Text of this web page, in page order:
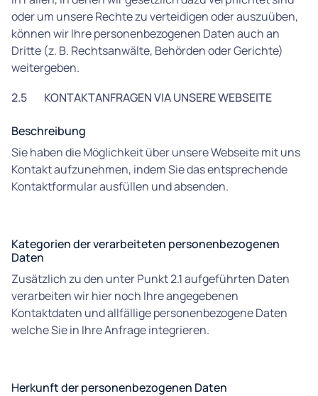
oder um unsere Rechte zu verteidigen oder auszuüben,
können wir Ihre personenbezogenen Daten auch an
Dritte (z. B. Rechtsanwälte, Behörden oder Gerichte)
weitergeben.
2.5
KONTAKTANFRAGEN VIA UNSERE WEBSEITE
Beschreibung
Sie haben die Möglichkeit über unsere Webseite mit uns
Kontakt aufzunehmen, indem Sie das entsprechende
Kontaktformular ausfüllen und absenden.
Kategorien der verarbeiteten personenbezogenen
Daten
Zusätzlich zu den unter Punkt 2.1 aufgeführten Daten
verarbeiten wir hier noch Ihre angegebenen
Kontaktdaten und allfällige personenbezogene Daten
welche Sie in Ihre Anfrage integrieren.
Herkunft der personenbezogenen Daten